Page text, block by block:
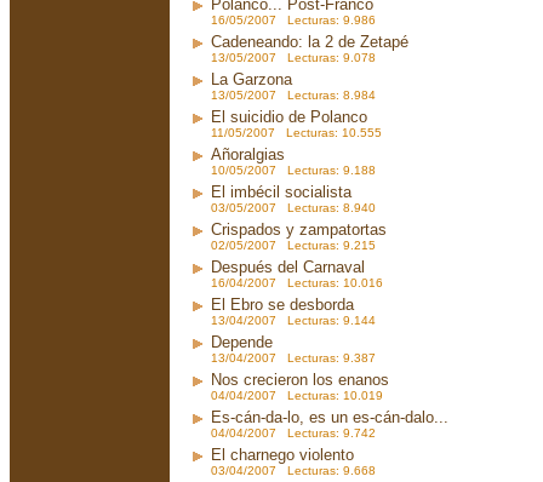
Polanco... Post-Franco
16/05/2007 Lecturas: 9.986
Cadeneando: la 2 de Zetapé
13/05/2007 Lecturas: 9.078
La Garzona
13/05/2007 Lecturas: 8.984
El suicidio de Polanco
11/05/2007 Lecturas: 10.555
Añoralgias
10/05/2007 Lecturas: 9.188
El imbécil socialista
03/05/2007 Lecturas: 8.940
Crispados y zampatortas
02/05/2007 Lecturas: 9.215
Después del Carnaval
16/04/2007 Lecturas: 10.016
El Ebro se desborda
13/04/2007 Lecturas: 9.144
Depende
13/04/2007 Lecturas: 9.387
Nos crecieron los enanos
04/04/2007 Lecturas: 10.019
Es-cán-da-lo, es un es-cán-dalo...
04/04/2007 Lecturas: 9.742
El charnego violento
03/04/2007 Lecturas: 9.668